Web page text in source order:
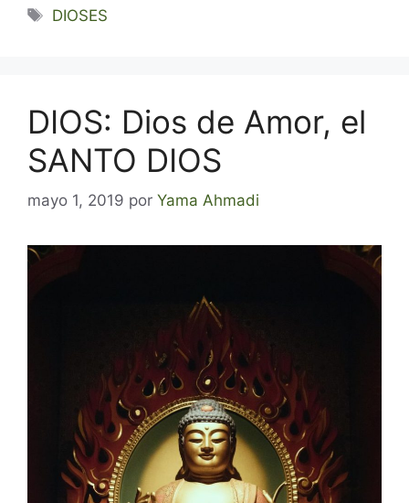
Etiquetas
DIOSES
DIOS: Dios de Amor, el
SANTO DIOS
mayo 1, 2019 por Yama Ahmadi